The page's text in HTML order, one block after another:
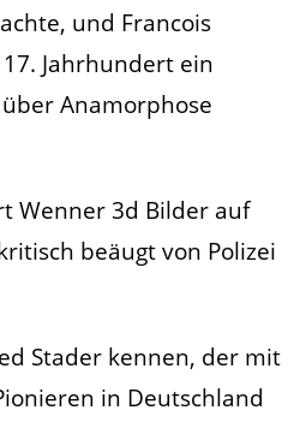
und Francois
Jahrhundert ein
Anamorphose
Wenner 3d Bilder auf
beäugt von Polizei
Stader kennen, der mit
in Deutschland